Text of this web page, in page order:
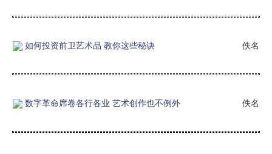
如何投资前卫艺术品 教你这些秘诀 佚名
数字革命席卷各行各业 艺术创作也不例外 佚名